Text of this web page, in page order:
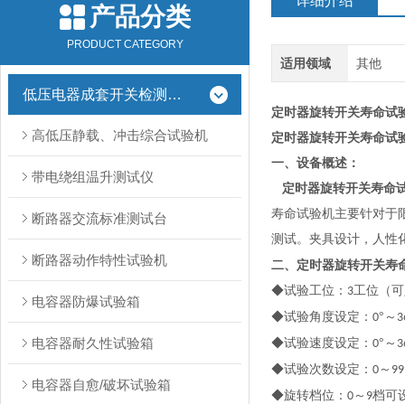
产品分类
PRODUCT CATEGORY
低压电器成套开关检测设备
高低压静载、冲击综合试验机
带电绕组温升测试仪
断路器交流标准测试台
断路器动作特性试验机
电容器防爆试验箱
电容器耐久性试验箱
电容器自愈/破坏试验箱
适用领域 其他
定时器旋转开关寿命试
定时器旋转开关寿命试
一、设备概述：
定时器旋转开关寿命
寿命试验机主要针对于
测试。夹具设计，人性
二、 定时器旋转开关寿
◆试验工位： 3工位（
◆试验角度设定： 0°～
◆试验速度设定： 0°～
◆试验次数设定： 0 ～
◆旋转档位： 0 ～ 9档可